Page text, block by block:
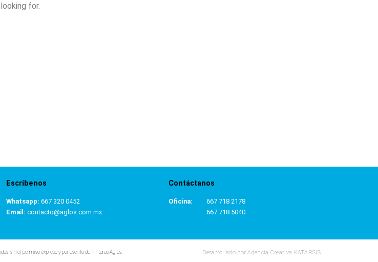
for.
Escríbenos
Whatsapp: 667 320 0452
Email: contacto@aglos.com.mx
Contáctanos
Oficina:
667 718 2178
667 718 5040
sin el permiso expreso y por escrito de Pinturas Aglos. Desarrollado por Agencia Creativa KATARSIS